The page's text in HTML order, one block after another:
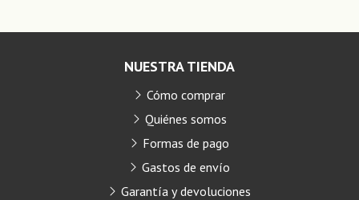
NUESTRA TIENDA
Cómo comprar
Quiénes somos
Formas de pago
Gastos de envío
Garantía y devoluciones